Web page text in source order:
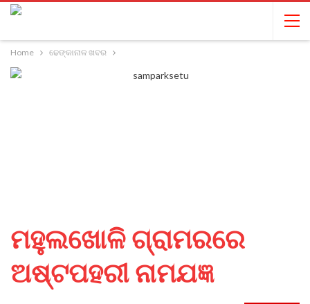
Home ଢେଙ୍କାନାଳ ଖବର
ମହୁଲଖୋଳି ଗ୍ରାମରରେ
ଅଷ୍ଟପହରୀ ନାମଯଜ୍ଞ